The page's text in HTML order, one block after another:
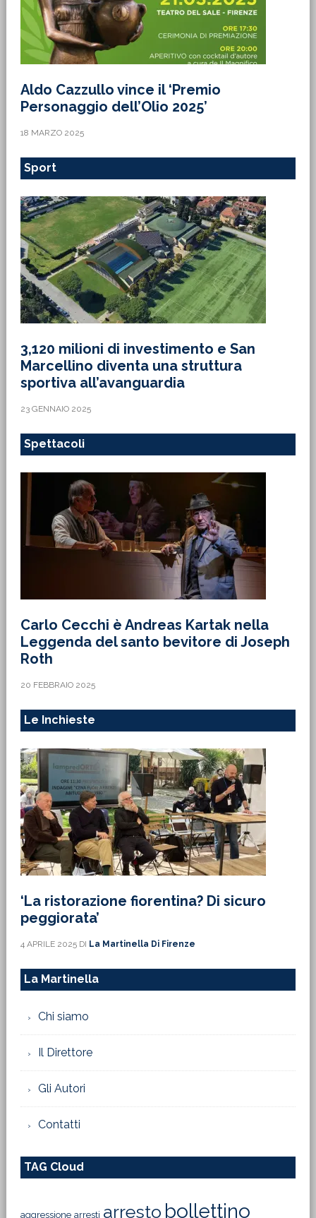
Aldo Cazzullo vince il ‘Premio
Personaggio dell’Olio 2025’
18 MARZO 2025
Sport
3,120 milioni di investimento e San
Marcellino diventa una struttura
sportiva all’avanguardia
23 GENNAIO 2025
Spettacoli
Carlo Cecchi è Andreas Kartak nella
Leggenda del santo bevitore di Joseph
Roth
20 FEBBRAIO 2025
Le Inchieste
‘La ristorazione fiorentina? Di sicuro
peggiorata’
4 APRILE 2025DI La Martinella Di Firenze
La Martinella
Chi siamo
Il Direttore
Gli Autori
Contatti
TAG Cloud
aggressione arresti arresto bollettino